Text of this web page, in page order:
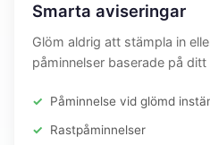
Smarta aviseringar
Glöm aldrig att stämpla in
påminnelser baserade på
Påminnelse vid glömd
Rastpåminnelser